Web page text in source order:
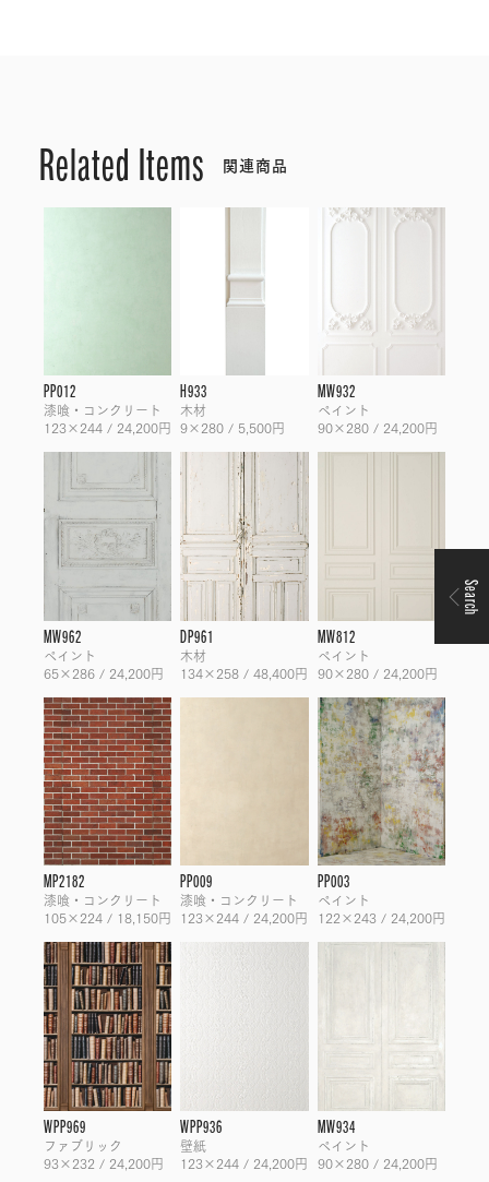
Related Items 関連商品
PP012
漆喰・コンクリート
123×244 / 24,200円
H933
木材
9×280 / 5,500円
MW932
ペイント
90×280 / 24,200円
MW962
ペイント
65×286 / 24,200円
DP961
木材
134×258 / 48,400円
MW812
ペイント
90×280 / 24,200円
MP2182
漆喰・コンクリート
105×224 / 18,150円
PP009
漆喰・コンクリート
123×244 / 24,200円
PP003
ペイント
122×243 / 24,200円
WPP969
ファブリック
93×232 / 24,200円
WPP936
壁紙
123×244 / 24,200円
MW934
ペイント
90×280 / 24,200円
Search